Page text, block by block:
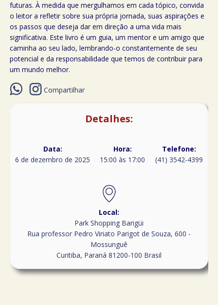
futuras. À medida que mergulhamos em cada tópico, convida
o leitor a refletir sobre sua própria jornada, suas aspirações e
os passos que deseja dar em direção a uma vida mais
significativa. Este livro é um guia, um mentor e um amigo que
caminha ao seu lado, lembrando-o constantemente de seu
potencial e da responsabilidade que temos de contribuir para
um mundo melhor.
Compartilhar
Detalhes:
Data:
6 de dezembro de 2025
Hora:
15:00 às 17:00
Telefone:
(41) 3542-4399
Local:
Park Shopping Barigüi
Rua professor Pedro Viriato Parigot de Souza, 600 -
Mossunguê
Curitiba, Paraná 81200-100 Brasil